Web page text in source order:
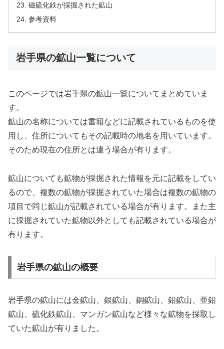
磁硫化鉄が採掘された鉱山
参考資料
岩手県の鉱山一覧について
このページでは岩手県の鉱山一覧についてまとめていま
す。
鉱山の名称については書籍などに記載されているものを使
用し、住所についてもその記載時の地名を用いています。
そのため現在の住所とは違う場合が有ります。
鉱山についても鉱物が採掘された情報を元に記載をしてい
るので、複数の鉱物が採掘されていた場合は複数の鉱物の
項目で同じ鉱山が記載されている場合が有ります。また主
に採掘されていた鉱物以外としても記載されている場合が
有ります。
岩手県の鉱山の概要
岩手県の鉱山には金鉱山、銀鉱山、銅鉱山、鉛鉱山、亜鉛
鉱山、硫化鉄鉱山、マンガン鉱山など様々な鉱物を採取し
ていた鉱山が有りました。